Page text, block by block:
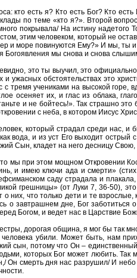
кто есть я? Кто есть Бог? Кто
по теме «кто я?». Второй
покрывала/ На истину надетого
этим человеком, который не
и море повинуются Ему?» И мы, ты
Богоявления мы снова и снова
это ты выучил, это
и ужасных обстоятельствах это
тремя учениками на высокой горе,
осеняет их, и глас из облака,
и не бойтесь!». Так страшно
с неба, в котором Иисус
который страдал среди нас,
вода, и из уст Его выходит
Сын, кладет на него десницу
мы при этом мощном Откровении
и имею ключи ада и смерти»
саду страдала и
грешницы» (от Луки 7, 36-50),
о них, что только дети и те
о завтрашнем дне, Бог
Богом, и ведет нас в Царствие
дорогая община, я мог бы так
убили. Может быть, нам
сын, потому что Он –
которых Бог может любить. Так
Он смерть дня нас разрушил/ И